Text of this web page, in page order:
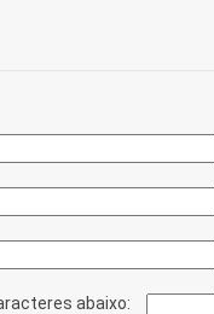
abaixo: